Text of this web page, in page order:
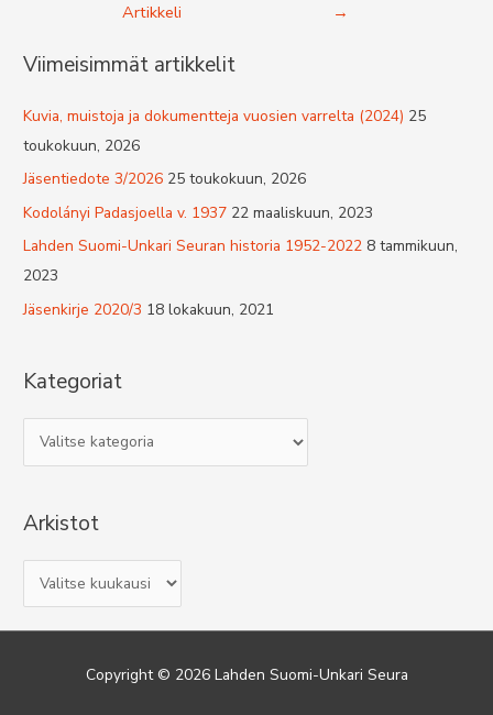
Artikkeli
→
Viimeisimmät artikkelit
Kuvia, muistoja ja dokumentteja vuosien varrelta (2024) 25
toukokuun, 2026
Jäsentiedote 3/2026 25 toukokuun, 2026
Kodolányi Padasjoella v. 1937 22 maaliskuun, 2023
Lahden Suomi-Unkari Seuran historia 1952-2022 8 tammikuun,
2023
Jäsenkirje 2020/3 18 lokakuun, 2021
Kategoriat
a
e
r
Arkistot
r
k
Copyright © 2026 Lahden Suomi-Unkari Seura